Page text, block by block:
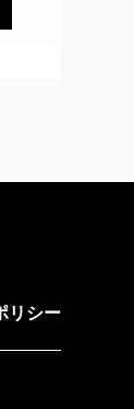
リシー